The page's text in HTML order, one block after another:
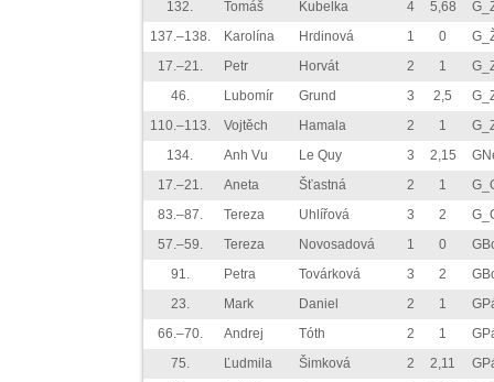
132.
Tomáš Kubelka 4 5,68
137.–138.
Karolína Hrdinová 1 0
17.–21.
Petr Horvát 2 1
46.
Lubomír Grund 3 2,5
110.–113.
Vojtěch Hamala 2 1
134.
Anh Vu Le Quy 3 2,15
17.–21.
Aneta Šťastná 2 1
83.–87.
Tereza Uhlířová 3 2
57.–59.
Tereza Novosadová 1 0
91.
Petra Továrková 3 2
23.
Mark Daniel 2 1
66.–70.
Andrej Tóth 2 1
75.
Ľudmila Šimková 2 2,11